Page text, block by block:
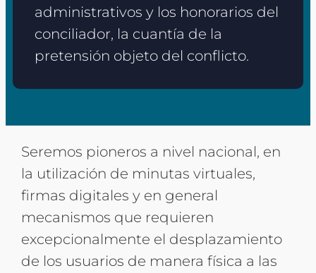
administrativos y los honorarios del
conciliador, la cuantía de la
pretensión objeto del conflicto.
Seremos pioneros a nivel nacional, en
la utilización de minutas virtuales,
firmas digitales y en general
mecanismos que requieren
excepcionalmente el desplazamiento
de los usuarios de manera física a las